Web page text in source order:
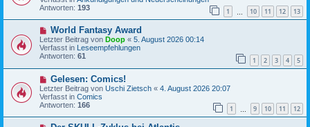
r
g
e
r
B
e
i
t
r
g
Antworten: 193 1 10 11 12 13
N
e
u
e
r
B
e
i
t
r
g
World Fantasy Award
Letzter Beitrag von Doop « 5. August 2026 00:14
Verfasst in Leseempfehlungen
Antworten: 61 1 2 3 4 5
N
e
u
e
r
B
Gelesen: Comics!
Letzter Beitrag von Uschi Zietsch « 4. August 2026 20:07
Verfasst in Comics
Antworten: 166 1 9 10 11 12